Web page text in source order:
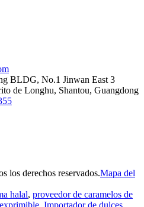
BLDG, No.1 Jinwan East 3
de Longhu, Shantou, Guangdong
los derechos reservados.Mapa del
halal, proveedor de caramelos de
, Importador de dulces,